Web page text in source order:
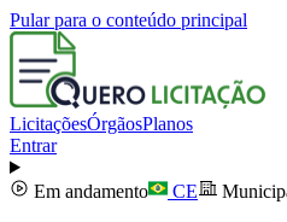
Pular para o conteúdo principal
LicitaçõesÓrgãosPlanos
Entrar
Em andamento CE